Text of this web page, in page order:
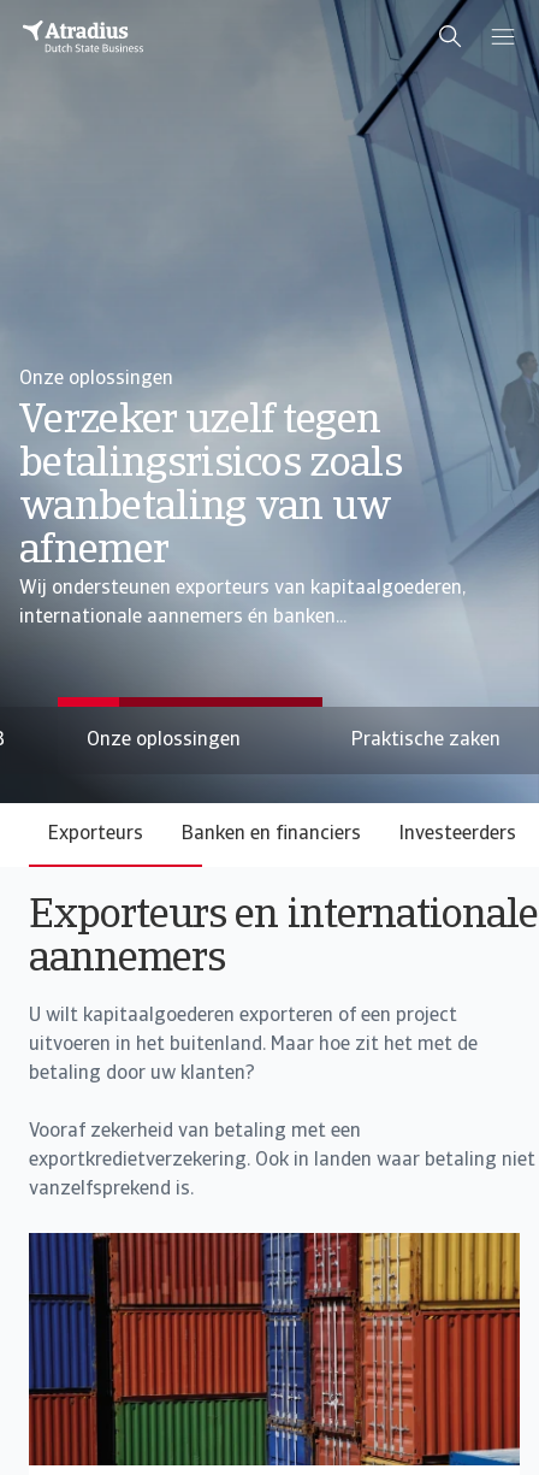
Onze oplossingen
Verzeker uzelf tegen
betalingsrisicos zoals
wanbetaling van uw
afnemer
Wij ondersteunen exporteurs van kapitaalgoederen,
internationale aannemers én banken...
Onze oplossingen Praktische zaken
Exporteurs Banken en financiers Investeerders
Exporteurs en internationale
aannemers
U wilt kapitaalgoederen exporteren of een project
uitvoeren in het buitenland. Maar hoe zit het met de
betaling door uw klanten?
Vooraf zekerheid van betaling met een
exportkredietverzekering. Ook in landen waar betaling niet
vanzelfsprekend is.